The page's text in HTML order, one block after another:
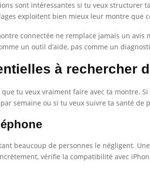
sont intéressantes si tu veux
exploitent bien mieux leur montre que
connectée ne remplace jamais un
un outil d’aide, pas comme un
à rechercher
que tu veux vraiment faire avec ta montre.
semaine ou si tu veux suivre ta santé de
beaucoup de personnes le négligent.
vérifie la compatibilité avec